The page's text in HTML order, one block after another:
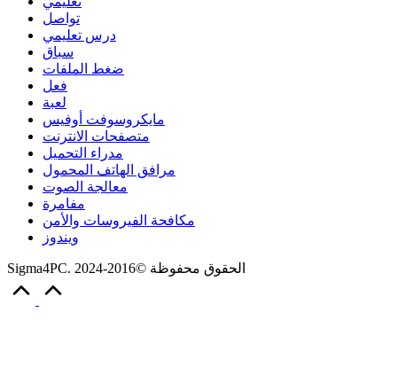
تواصل
درس تعليمي
سباق
ضغط الملفات
فعل
لعبة
مايكروسوفت أوفيس
متصفحات الانترنت
مدراء التحميل
مرافق الهاتف المحمول
معالجة الصوت
مفامرة
مكافحة الفيروسات والأمن
ويندوز
Sigma4PC. الحقوق محفوظة ©2016-2024